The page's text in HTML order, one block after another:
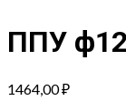
ППУ
1464,00₽